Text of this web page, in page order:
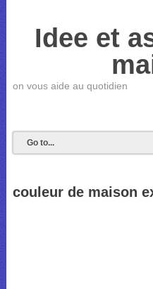
Idee et
on vous aide au quotidien
couleur de maison